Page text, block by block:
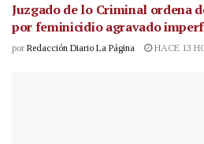
Juzgado de lo Criminal ordena
por feminicidio agravado
por Redacción Diario La Página HACE 13